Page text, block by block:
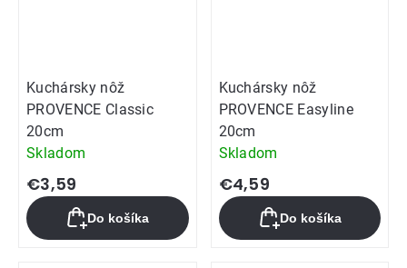
Kuchársky nôž
PROVENCE Classic
20cm
Skladom
€3,59
Do košíka
Kuchársky nôž
PROVENCE Easyline
20cm
Skladom
€4,59
Do košíka